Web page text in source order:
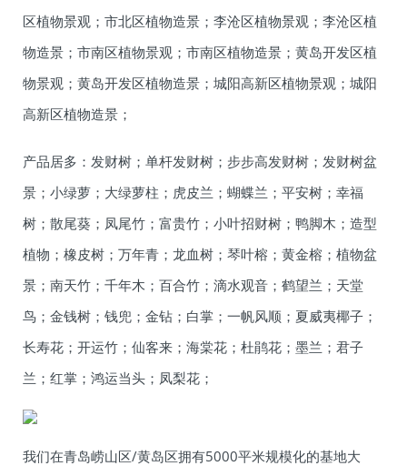
区植物景观；市北区植物造景；李沧区植物景观；李沧区植
物造景；市南区植物景观；市南区植物造景；黄岛开发区植
物景观；黄岛开发区植物造景；城阳高新区植物景观；城阳
高新区植物造景；
产品居多：发财树；单杆发财树；步步高发财树；发财树盆
景；小绿萝；大绿萝柱；虎皮兰；蝴蝶兰；平安树；幸福
树；散尾葵；凤尾竹；富贵竹；小叶招财树；鸭脚木；造型
植物；橡皮树；万年青；龙血树；琴叶榕；黄金榕；植物盆
景；南天竹；千年木；百合竹；滴水观音；鹤望兰；天堂
鸟；金钱树；钱兜；金钻；白掌；一帆风顺；夏威夷椰子；
长寿花；开运竹；仙客来；海棠花；杜鹃花；墨兰；君子
兰；红掌；鸿运当头；凤梨花；
我们在青岛崂山区/黄岛区拥有5000平米规模化的基地大